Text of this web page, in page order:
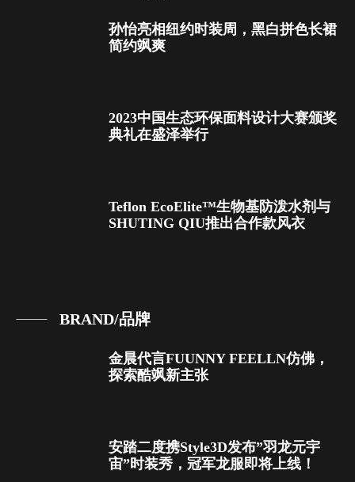
孙怡亮相纽约时装周，黑白拼色长裙
简约飒爽
2023中国生态环保面料设计大赛颁奖
典礼在盛泽举行
Teflon EcoElite™生物基防泼水剂与
SHUTING QIU推出合作款风衣
BRAND/品牌
金晨代言FUUNNY FEELLN仿佛，
探索酷飒新主张
安踏二度携Style3D发布”羽龙元宇
宙”时装秀，冠军龙服即将上线！